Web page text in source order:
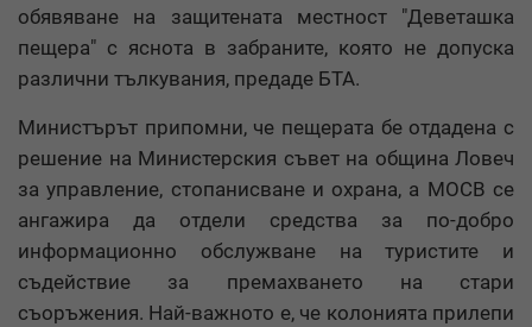
обявяване на защитената местност "Деветашка
пещера" с яснота в забраните, която не допуска
различни тълкувания, предаде БТА.
Министърът припомни, че пещерата бе отдадена с
решение на Министерския съвет на община Ловеч
за управление, стопанисване и охрана, а МОСВ се
ангажира да отдели средства за по-добро
информационно обслужване на туристите и
съдействие за премахването на стари
съоръжения. Най-важното е, че колонията прилепи